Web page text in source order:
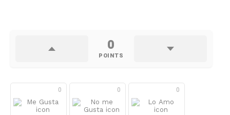
0
POINTS
0 0 0